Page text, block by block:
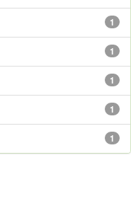
1
1
1
1
1